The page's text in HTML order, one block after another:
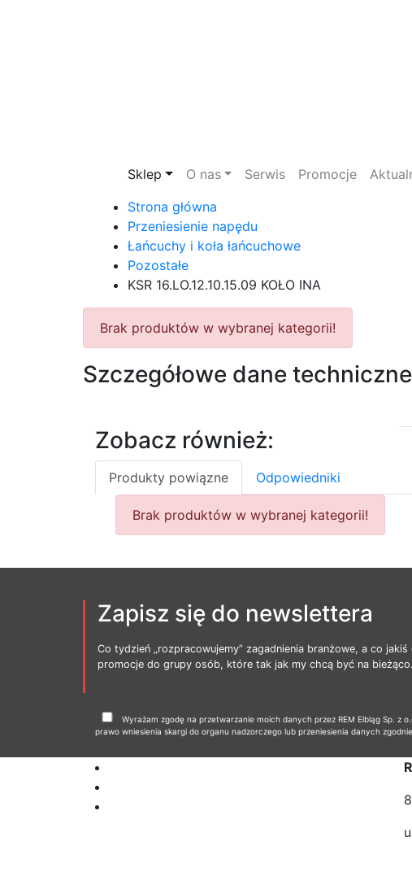
Sklep O nas Serwis Promocje
Strona główna
Przeniesienie napędu
Łańcuchy i koła łańcuchowe
Pozostałe
KSR 16.LO.12.10.15.09 KOŁO INA
Brak produktów w wybranej kategorii!
Szczegółowe dane techniczne
Zobacz również:
Produkty powiązne Odpowiedniki
Brak produktów w wybranej kategorii!
Zapisz się do newslettera
Co tydzień „rozpracowujemy” zagadnienia branżowe, a co jakiś
promocje do grupy osób, które tak jak my chcą być na
Wyrażam zgodę na przetwarzanie moich danych przez REM Elbląg Sp.
prawo wniesienia skargi do organu nadzorczego lub przeniesienia danych